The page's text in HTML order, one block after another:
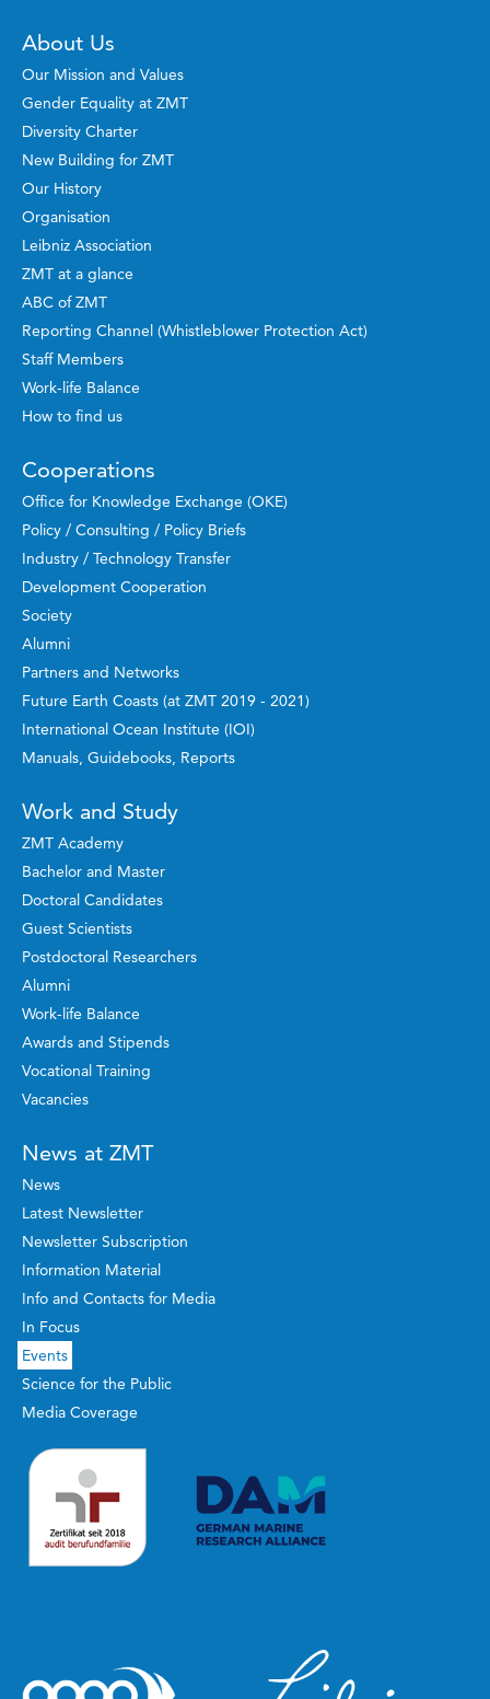
About Us
Our Mission and Values
Gender Equality at ZMT
Diversity Charter
New Building for ZMT
Our History
Organisation
Leibniz Association
ZMT at a glance
ABC of ZMT
Reporting Channel (Whistleblower Protection Act)
Staff Members
Work-life Balance
How to find us
Cooperations
Office for Knowledge Exchange (OKE)
Policy / Consulting / Policy Briefs
Industry / Technology Transfer
Development Cooperation
Society
Alumni
Partners and Networks
Future Earth Coasts (at ZMT 2019 - 2021)
International Ocean Institute (IOI)
Manuals, Guidebooks, Reports
Work and Study
ZMT Academy
Bachelor and Master
Doctoral Candidates
Guest Scientists
Postdoctoral Researchers
Alumni
Work-life Balance
Awards and Stipends
Vocational Training
Vacancies
News at ZMT
News
Latest Newsletter
Newsletter Subscription
Information Material
Info and Contacts for Media
In Focus
Events
Science for the Public
Media Coverage